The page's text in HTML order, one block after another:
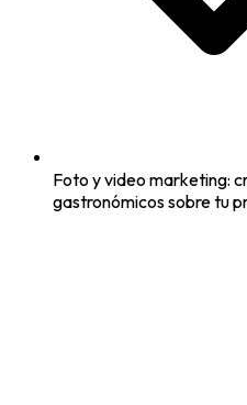
Foto y video marketing:
gastronómicos sobre tu